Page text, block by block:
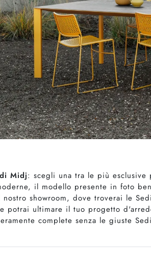
Midj: scegli una tra le più esclusive
il modello presente in foto
showroom, dove troverai le
potrai ultimare il tuo progetto
complete senza le giuste